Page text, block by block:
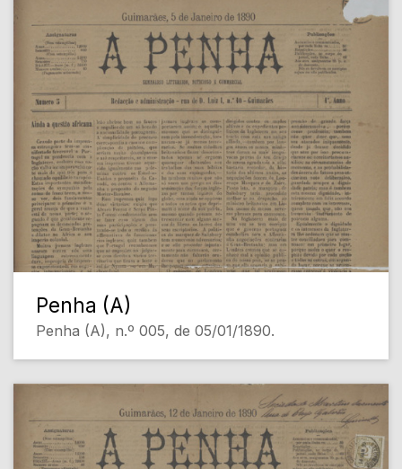
Penha (A)
Penha (A), n.º 005, de 05/01/1890.